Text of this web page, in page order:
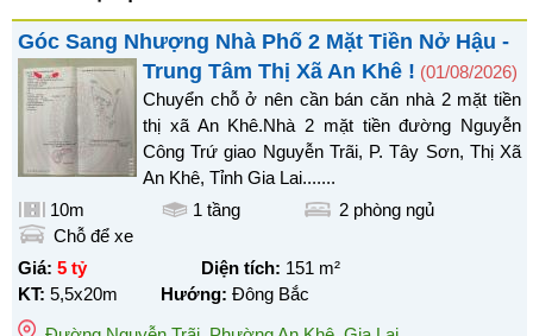
Góc Sang Nhượng Nhà Phố 2 Mặt Tiền Nở Hậu -
Trung Tâm Thị Xã An Khê ! (01/08/2026)
Chuyển chỗ ở nên cần bán căn nhà 2 mặt tiền
thị xã An Khê.Nhà 2 mặt tiền đường Nguyễn
Công Trứ giao Nguyễn Trãi, P. Tây Sơn, Thị Xã
An Khê, Tỉnh Gia Lai.......
10m
1 tầng 2 phòng ngủ
Chỗ để xe
Giá: 5 tỷ Diện tích: 151 m²
KT: 5,5x20m Hướng: Đông Bắc